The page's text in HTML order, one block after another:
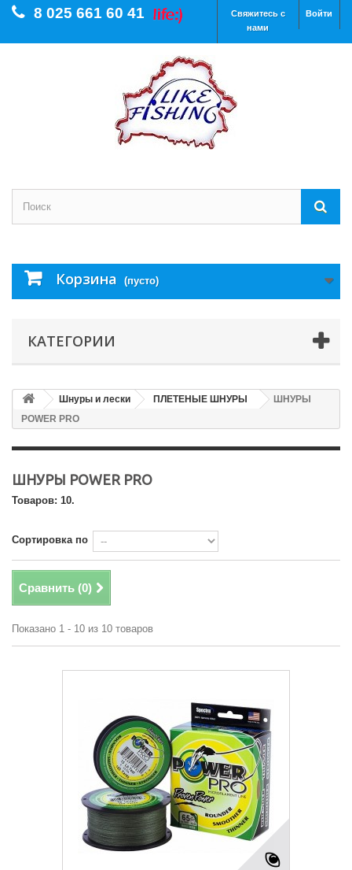
Войти
Свяжитесь с
нами
8 025 661 60 41
Корзина (пусто)
КАТЕГОРИИ
Шнуры и лески ПЛЕТЕНЫЕ ШНУРЫ
ШНУРЫ
POWER PRO
ШНУРЫ POWER PRO
Товаров: 10.
Сортировка по
Сравнить (0)
Показано 1 - 10 из 10 товаров